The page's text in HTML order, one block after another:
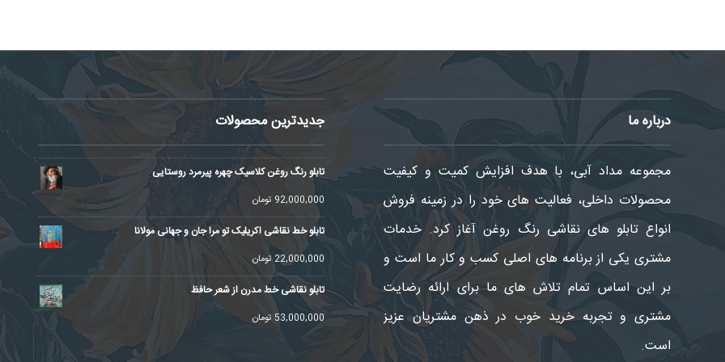
درباره ما
مجموعه مداد آبی، با هدف افزایش کمیت و کیفیت
محصولات داخلی، فعالیت های خود را در زمینه فروش
انواع تابلو های نقاشی رنگ روغن آغاز کرد. خدمات
مشتری یکی از برنامه های اصلی کسب و کار ما است و
بر این اساس تمام تلاش های ما برای ارائه رضایت
مشتری و تجربه خرید خوب در ذهن مشتریان عزیز
است.
جدیدترین محصولات
تابلو رنگ روغن کلاسیک چهره پیرمرد روستایی
92,000,000 تومان
تابلو خط نقاشی اکریلیک تو مرا جان و جهانی مولانا
22,000,000تومان
تابلو نقاشی خط مدرن از شعر حافظ
53,000,000 تومان
09129675901